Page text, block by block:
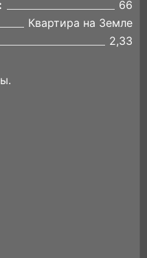
66
Квартира на Земле
2,33